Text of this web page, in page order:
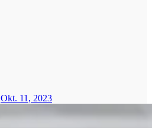
Okt. 11, 2023